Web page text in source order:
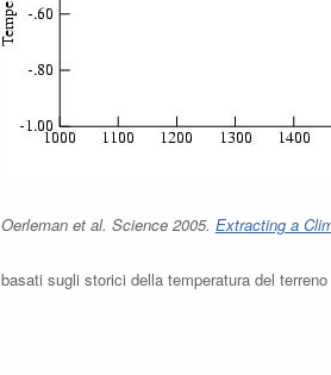
Oerleman et al. Science 2005. Extracting a
basati sugli storici della temperatura del terreno